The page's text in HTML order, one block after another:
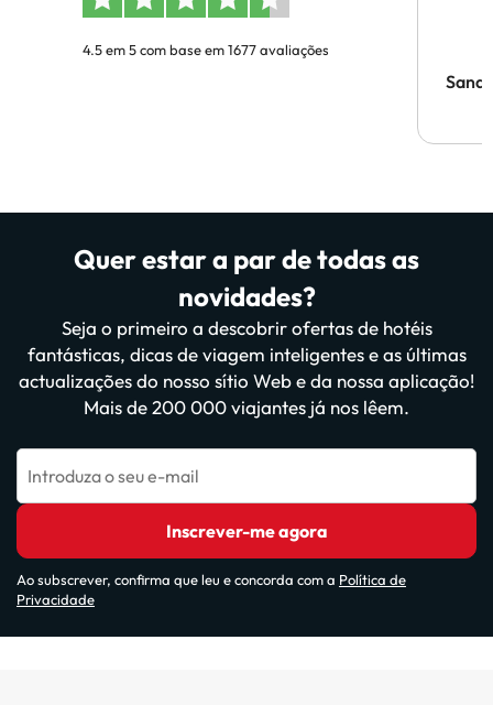
4.5 em 5 com base em 1677 avaliações
Quer estar a par de todas as
novidades?
Seja o primeiro a descobrir ofertas de hotéis
fantásticas, dicas de viagem inteligentes e as últimas
actualizações do nosso sítio Web e da nossa aplicação!
Mais de 200 000 viajantes já nos lêem.
Introduza o seu e-mail
Inscrever-me agora
Ao subscrever, confirma que leu e concorda com a Política de
Privacidade